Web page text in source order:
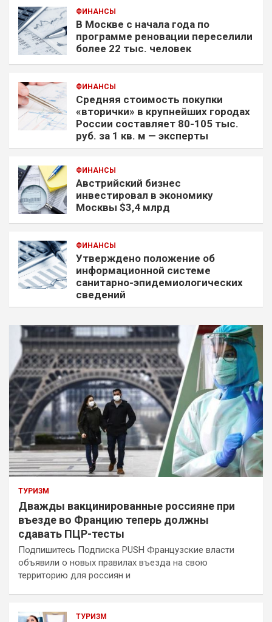
ФИНАНСЫ
В Москве с начала года по
программе реновации переселили
более 22 тыс. человек
ФИНАНСЫ
Средняя стоимость покупки
«вторички» в крупнейших городах
России составляет 80-105 тыс.
руб. за 1 кв. м — эксперты
ФИНАНСЫ
Австрийский бизнес
инвестировал в экономику
Москвы $3,4 млрд
ФИНАНСЫ
Утверждено положение об
информационной системе
санитарно-эпидемиологических
сведений
ТУРИЗМ
Дважды вакцинированные россияне при
въезде во Францию теперь должны
сдавать ПЦР-тесты
Подпишитесь Подписка PUSH Французские власти
объявили о новых правилах въезда на свою
территорию для россиян и
ТУРИЗМ